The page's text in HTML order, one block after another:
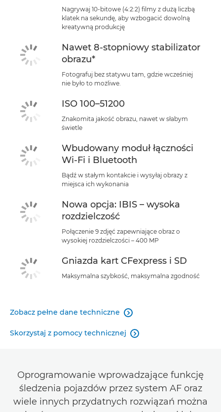
Nagrywaj 10-bitowe (4:2:2) filmy z dużą liczbą
klatek na sekundę, aby wzbogacić dowolną
kreatywną produkcję
Nawet 8-stopniowy stabilizator
obrazu*
Fotografuj bez statywu tam, gdzie wcześniej
nie było to możliwe.
ISO 100–51200
Znakomita jakość obrazu, nawet w słabym
świetle
Wbudowany moduł łączności
Wi-Fi i Bluetooth
Bądź w stałym kontakcie i wysyłaj obrazy z
miejsca ich wykonania
Nowa opcja: IBIS – wysoka
rozdzielczość
Połączenie 9 zdjęć zapewniające obraz o
wysokiej rozdzielczości – 400 MP
Gniazda kart CFexpress i SD
Maksymalna szybkość, maksymalna zgodność
Zobacz pełne dane techniczne 
Skorzystaj z pomocy technicznej 
Oprogramowanie wprowadzające funkcję
śledzenia pojazdów przez system AF oraz
wiele innych przydatnych rozwiązań można